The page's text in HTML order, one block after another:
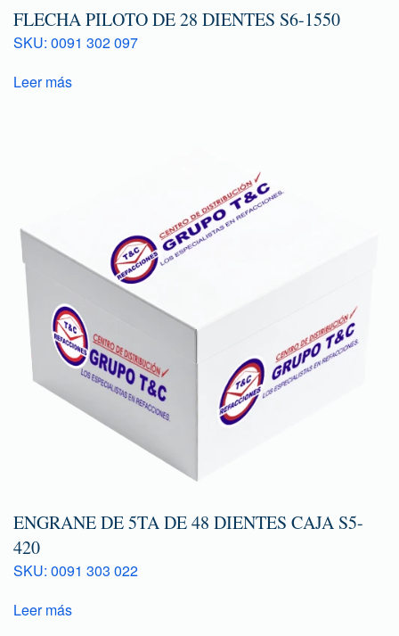
FLECHA PILOTO DE 28 DIENTES S6-1550
SKU: 0091 302 097
Leer más
ENGRANE DE 5TA DE 48 DIENTES CAJA S5-
420
SKU: 0091 303 022
Leer más